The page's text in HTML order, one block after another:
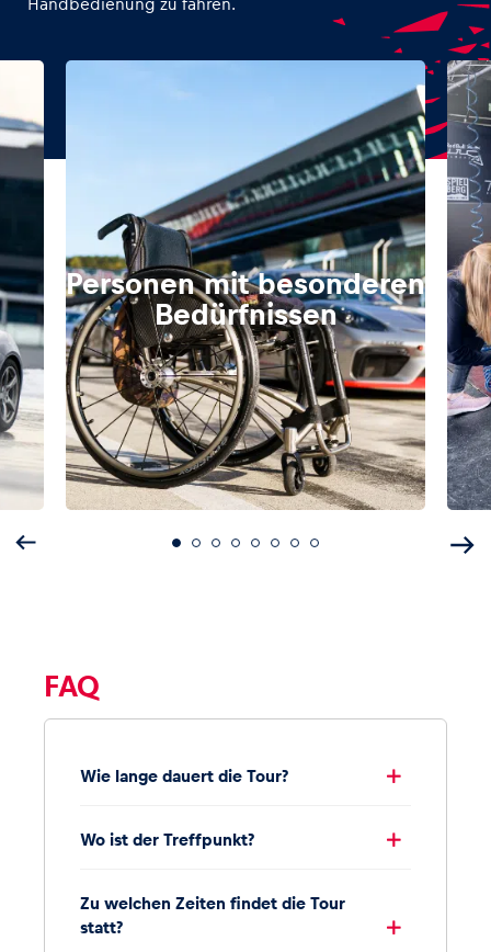
Handbedienung zu fahren.
Personen mit besonderen
Bedürfnissen
FAQ
Wie lange dauert die Tour?
Wo ist der Treffpunkt?
Zu welchen Zeiten findet die Tour
statt?